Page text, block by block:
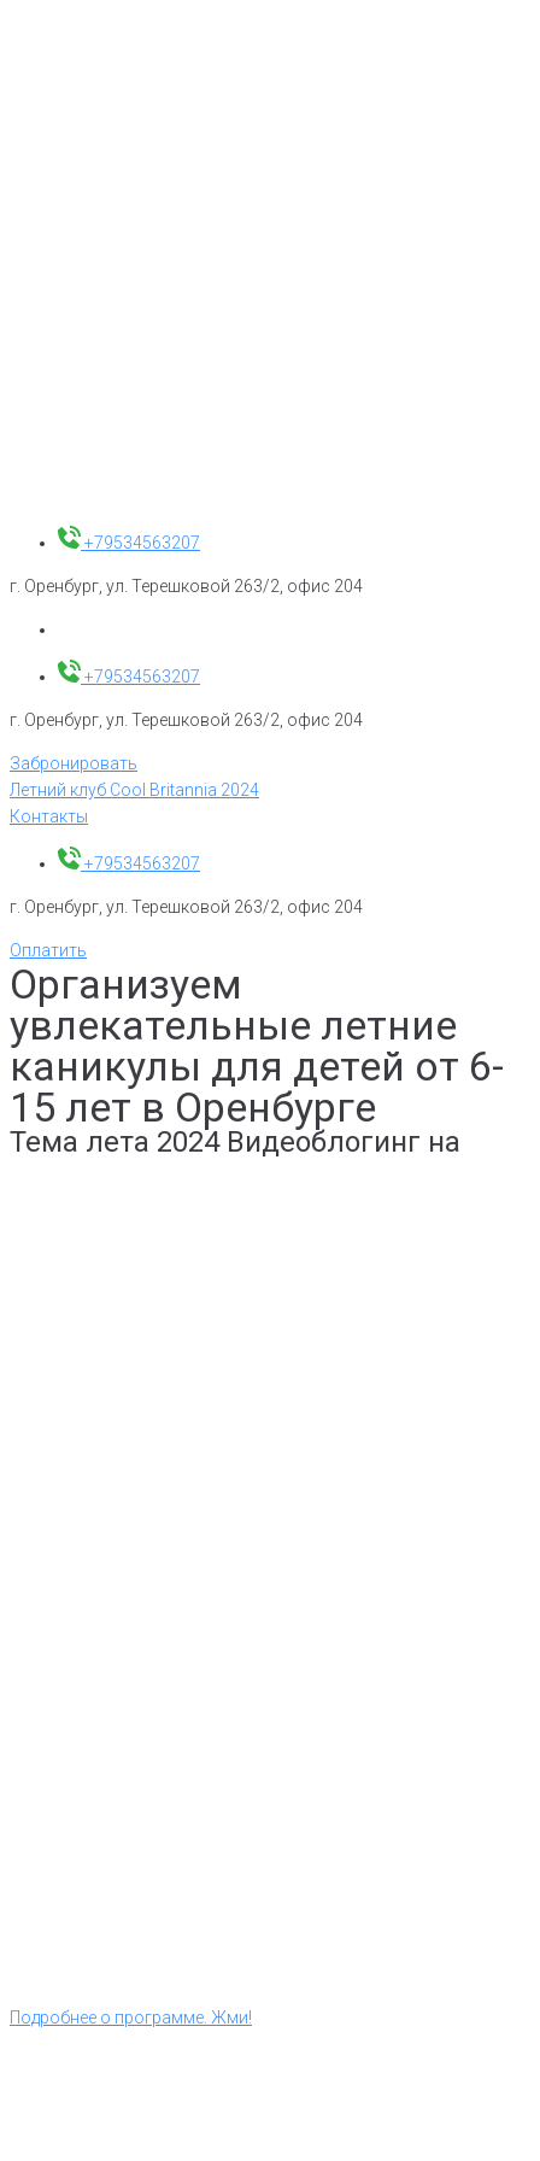
+79534563207
г. Оренбург, ул. Терешковой 263/2, офис 204
+79534563207
г. Оренбург, ул. Терешковой 263/2, офис 204
Забронировать
Летний клуб Cool Britannia 2024
Контакты
+79534563207
г. Оренбург, ул. Терешковой 263/2, офис 204
Оплатить
Организуем
увлекательные летние
каникулы для детей от 6-
15 лет в Оренбурге
Тема лета 2024 Видеоблогинг на
Подробнее о программе. Жми!